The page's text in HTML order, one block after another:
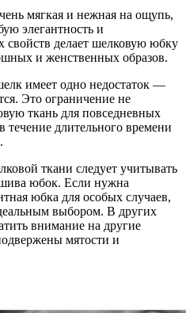
мягкая и нежная на ощупь,
элегантность и
свойств делает шелковую юбку
и женственных образов.
имеет одно недостаток —
Это ограничение не
ткань для повседневных
длительного времени
ткани следует учитывать
юбок. Если нужна
юбка для особых случаев,
выбором. В других
внимание на другие
мятости и